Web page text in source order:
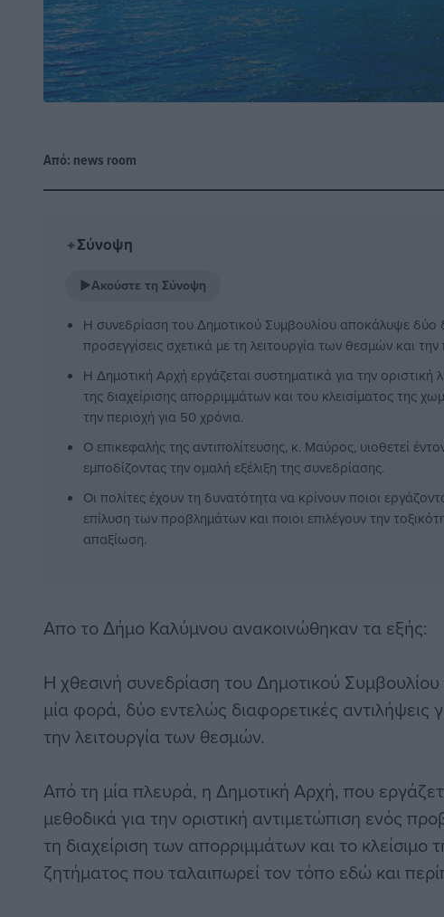
Από: news room
✦Σύνοψη
▶Ακούστε τη Σύνοψη
Η συνεδρίαση του Δημοτικού Συμβουλίου αποκάλυψε δύο
προσεγγίσεις σχετικά με τη λειτουργία των θεσμών και την
Η Δημοτική Αρχή εργάζεται συστηματικά για την
της διαχείρισης απορριμμάτων και του κλεισίματος της
την περιοχή για 50 χρόνια.
Ο επικεφαλής της αντιπολίτευσης, κ. Μαύρος, υιοθετεί
εμποδίζοντας την ομαλή εξέλιξη της συνεδρίασης.
Οι πολίτες έχουν τη δυνατότητα να κρίνουν ποιοι
επίλυση των προβλημάτων και ποιοι επιλέγουν την
απαξίωση.
Απο το Δήμο Καλύμνου ανακοινώθηκαν τα εξής:
Η χθεσινή συνεδρίαση του Δημοτικού
μία φορά, δύο εντελώς διαφορετικές αντιλήψεις
την λειτουργία των θεσμών.
Από τη μία πλευρά, η Δημοτική Αρχή, που
μεθοδικά για την οριστική αντιμετώπιση ενός
τη διαχείριση των απορριμμάτων και το κλείσιμο
ζητήματος που ταλαιπωρεί τον τόπο εδώ και